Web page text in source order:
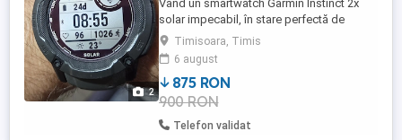
2
Vând un smartwatch Garmin Instinct 2x
solar impecabil, în stare perfectă de
funcționare, curea originală cu urme
normale de folosire + 1 curea
suplimentară nouă, carcasă fără zgârieturi
sau lovituri. Incarcare solara, minim 43 zile
bateria. Vine cu cablu de încărcare. Este
varianta de 50mm diametru. Prețul ...
Timisoara, Timis
6 august
875 RON
900 RON
Telefon validat